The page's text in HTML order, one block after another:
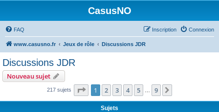
CasusNO
FAQ Connexion
Inscription
www.casusno.fr Jeux de rôle Discussions JDR
Discussions JDR
Nouveau sujet
217 sujets Page 1sur9
1 2 3 4 5 9
Sujets